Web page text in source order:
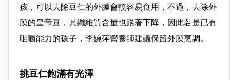
孩，可以去除豆仁的外膜會較容易食用，不過，去除外
膜的皇帝豆，其纖維質含量也跟著下降，因此若是已有
咀嚼能力的孩子，李婉萍營養師建議保留外膜烹調。
挑豆仁飽滿有光澤